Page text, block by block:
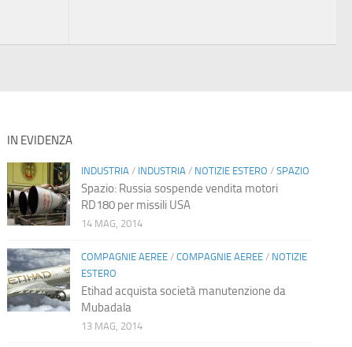
IN EVIDENZA
INDUSTRIA / INDUSTRIA / NOTIZIE ESTERO / SPAZIO
Spazio: Russia sospende vendita motori
RD180 per missili USA
14 MAG, 2014
COMPAGNIE AEREE/ COMPAGNIE AEREE/ NOTIZIE
ESTERO
Etihad acquista società manutenzione da
Mubadala
13 MAG, 2014